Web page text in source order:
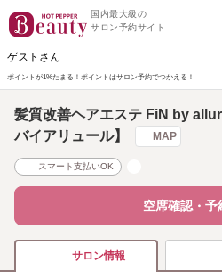
国内最大級の
サロン予約サイト
ゲストさん
ポイントが1%たまる！ ポイントはサロン予約でつかえる！
髪質改善ヘアエステ FiN by
バイアリュール】
MAP
スマート支払いOK
空席確認・予
サロン情報